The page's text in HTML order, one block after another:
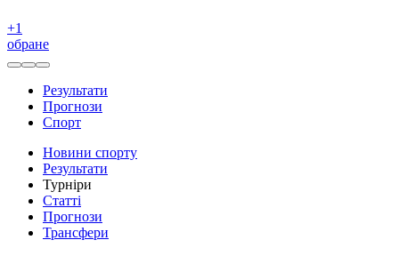
+1
обране
Результати
Прогнози
Спорт
Новини спорту
Результати
Турніри
Статті
Прогнози
Трансфери